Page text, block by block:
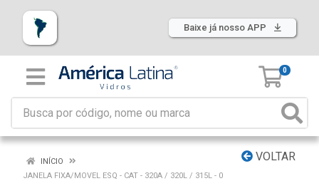
Baixe já nosso APP
0
VOLTAR
INÍCIO
JANELA FIXA/MOVEL ESQ - CAT - 320A / 320L / 315L - 0